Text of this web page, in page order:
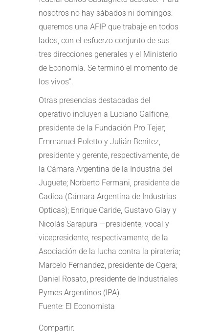
nosotros no hay sábados ni domingos:
queremos una AFIP que trabaje en todos
lados, con el esfuerzo conjunto de sus
tres direcciones generales y el Ministerio
de Economía. Se terminó el momento de
los vivos”.
Otras presencias destacadas del
operativo incluyen a Luciano Galfione,
presidente de la Fundación Pro Tejer;
Emmanuel Poletto y Julián Benitez,
presidente y gerente, respectivamente, de
la Cámara Argentina de la Industria del
Juguete; Norberto Fermani, presidente de
Cadioa (Cámara Argentina de Industrias
Opticas); Enrique Caride, Gustavo Giay y
Nicolás Sarapura —presidente, vocal y
vicepresidente, respectivamente, de la
Asociación de la lucha contra la piratería;
Marcelo Fernandez, presidente de Cgera;
Daniel Rosato, presidente de Industriales
Pymes Argentinos (IPA).
Fuente: El Economista
Compartir: